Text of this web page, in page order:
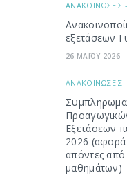
ΑΝΑΚΟΙΝΩΣΕΙΣ
εξετάσεων
26 ΜΑΪΟΥ 2026
ΑΝΑΚΟΙΝΩΣΕΙΣ
Εξετάσεων
2026 (αφορά
απόντες
μαθημάτων)